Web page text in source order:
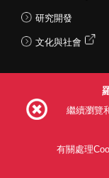
研究開發
文化與社會
繼續瀏覽
有關處理